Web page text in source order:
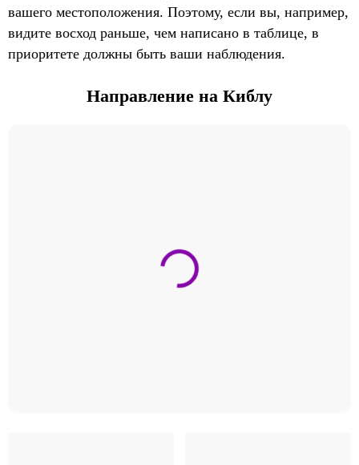
вашего местоположения. Поэтому, если вы, например,
видите восход раньше, чем написано в таблице, в
приоритете должны быть ваши наблюдения.
Направление на Киблу